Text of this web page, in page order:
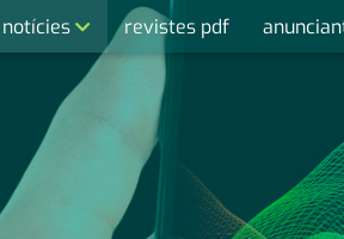
notícies
últimes notícies
activitats
cultura
revistes pdf